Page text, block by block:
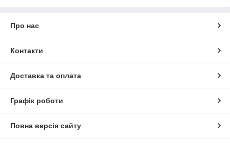
Про нас
Контакти
Доставка та оплата
Графік роботи
Повна версія сайту